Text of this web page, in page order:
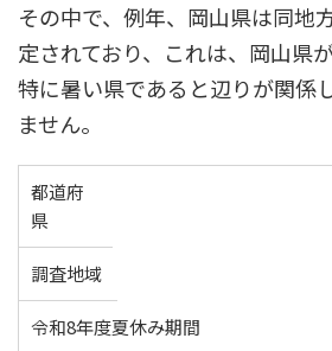
その中で、例年、岡山県は同地
定されており、これは、岡山県
特に暑い県であると辺りが関係
ません。
都道府
県
調査地域
令和8年度夏休み期間